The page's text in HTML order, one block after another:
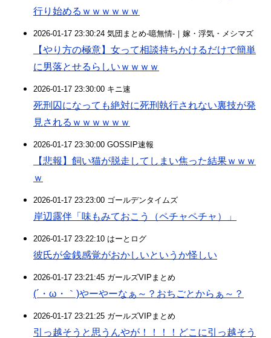
行り始めるｗｗｗｗｗｗ
2026-01-17 23:30:24 気団まとめ-噫無情-｜嫁・浮気・メシマズ
【やり方の極意】女って相談持ちかけるだけで簡単
に男落とせるらしいｗｗｗｗ
2026-01-17 23:30:00 キニ速
死刑囚になっても絶対に死刑執行されない裏技が発
見されるｗｗｗｗｗｗ
2026-01-17 23:30:00 GOSSIP速報
【悲報】飼い猫が脱走してしまい焦った結果ｗｗｗ
ｗ
2026-01-17 23:23:00 ゴールデンタイムズ
岸辺露伴「味もみておこう（ペチャペチャ）」
2026-01-17 23:22:10 はーとログ
彼氏が金銭感覚がおかしいというか怪しい
2026-01-17 23:21:45 ガールズVIPまとめ
(´・ω・｀)やーやーなぁ～？おちごとからぁ～？
2026-01-17 23:21:25 ガールズVIPまとめ
引っ越そうと思うんやが！！！！どこに引っ越そう